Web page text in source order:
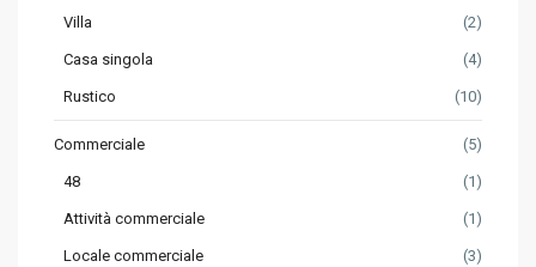
Villa (2)
Casa singola (4)
Rustico (10)
Commerciale (5)
48 (1)
Attività commerciale (1)
Locale commerciale (3)